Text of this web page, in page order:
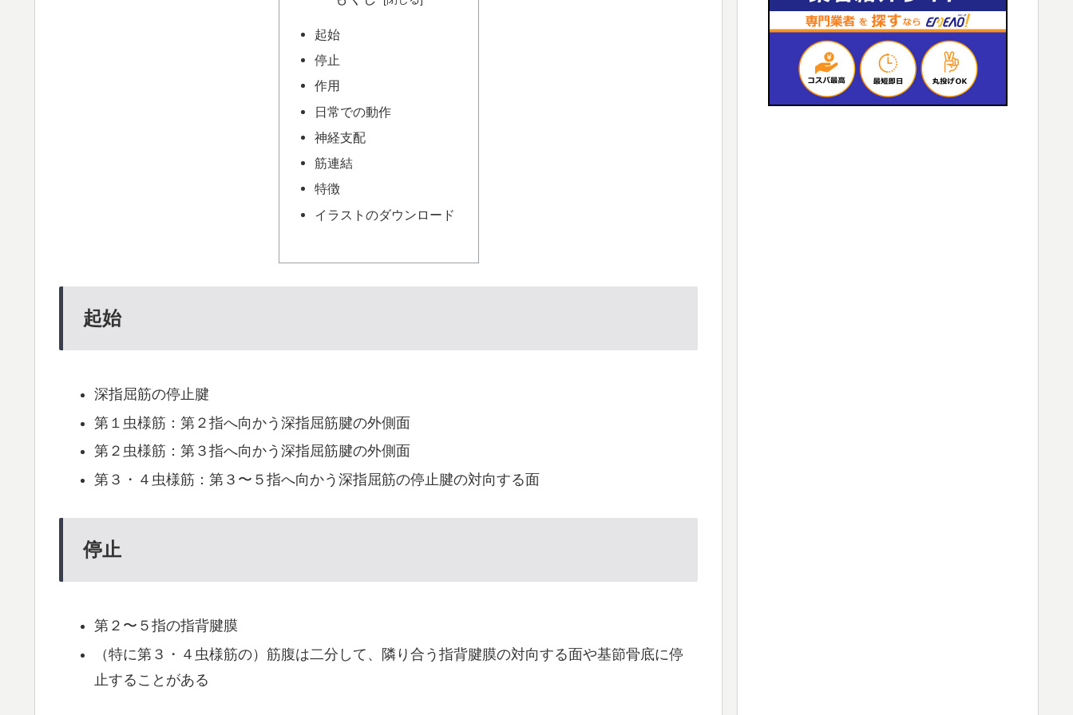
起始
停止
作用
日常での動作
神経支配
筋連結
特徴
イラストのダウンロード
起始
深指屈筋の停止腱
第１虫様筋：第２指へ向かう深指屈筋腱の外側面
第２虫様筋：第３指へ向かう深指屈筋腱の外側面
第３・４虫様筋：第３〜５指へ向かう深指屈筋の停止腱の対向する面
停止
第２〜５指の指背腱膜
（特に第３・４虫様筋の）筋腹は二分して、隣り合う指背腱膜の対向する面や基節骨底に停
止することがある